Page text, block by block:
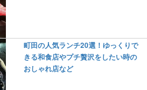
町田の人気ランチ20選！ゆっくりで
きる和食店やプチ贅沢をしたい時の
おしゃれ店など